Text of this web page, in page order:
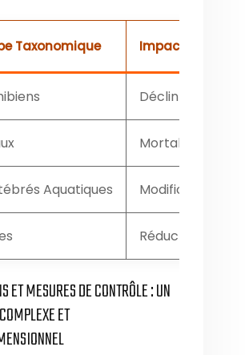
Taxonomique Impact Potentiel
Déclin des
Mortalité,
Aquatiques Modification de
Réduction de la
ET MESURES DE CONTRÔLE : UN
ET